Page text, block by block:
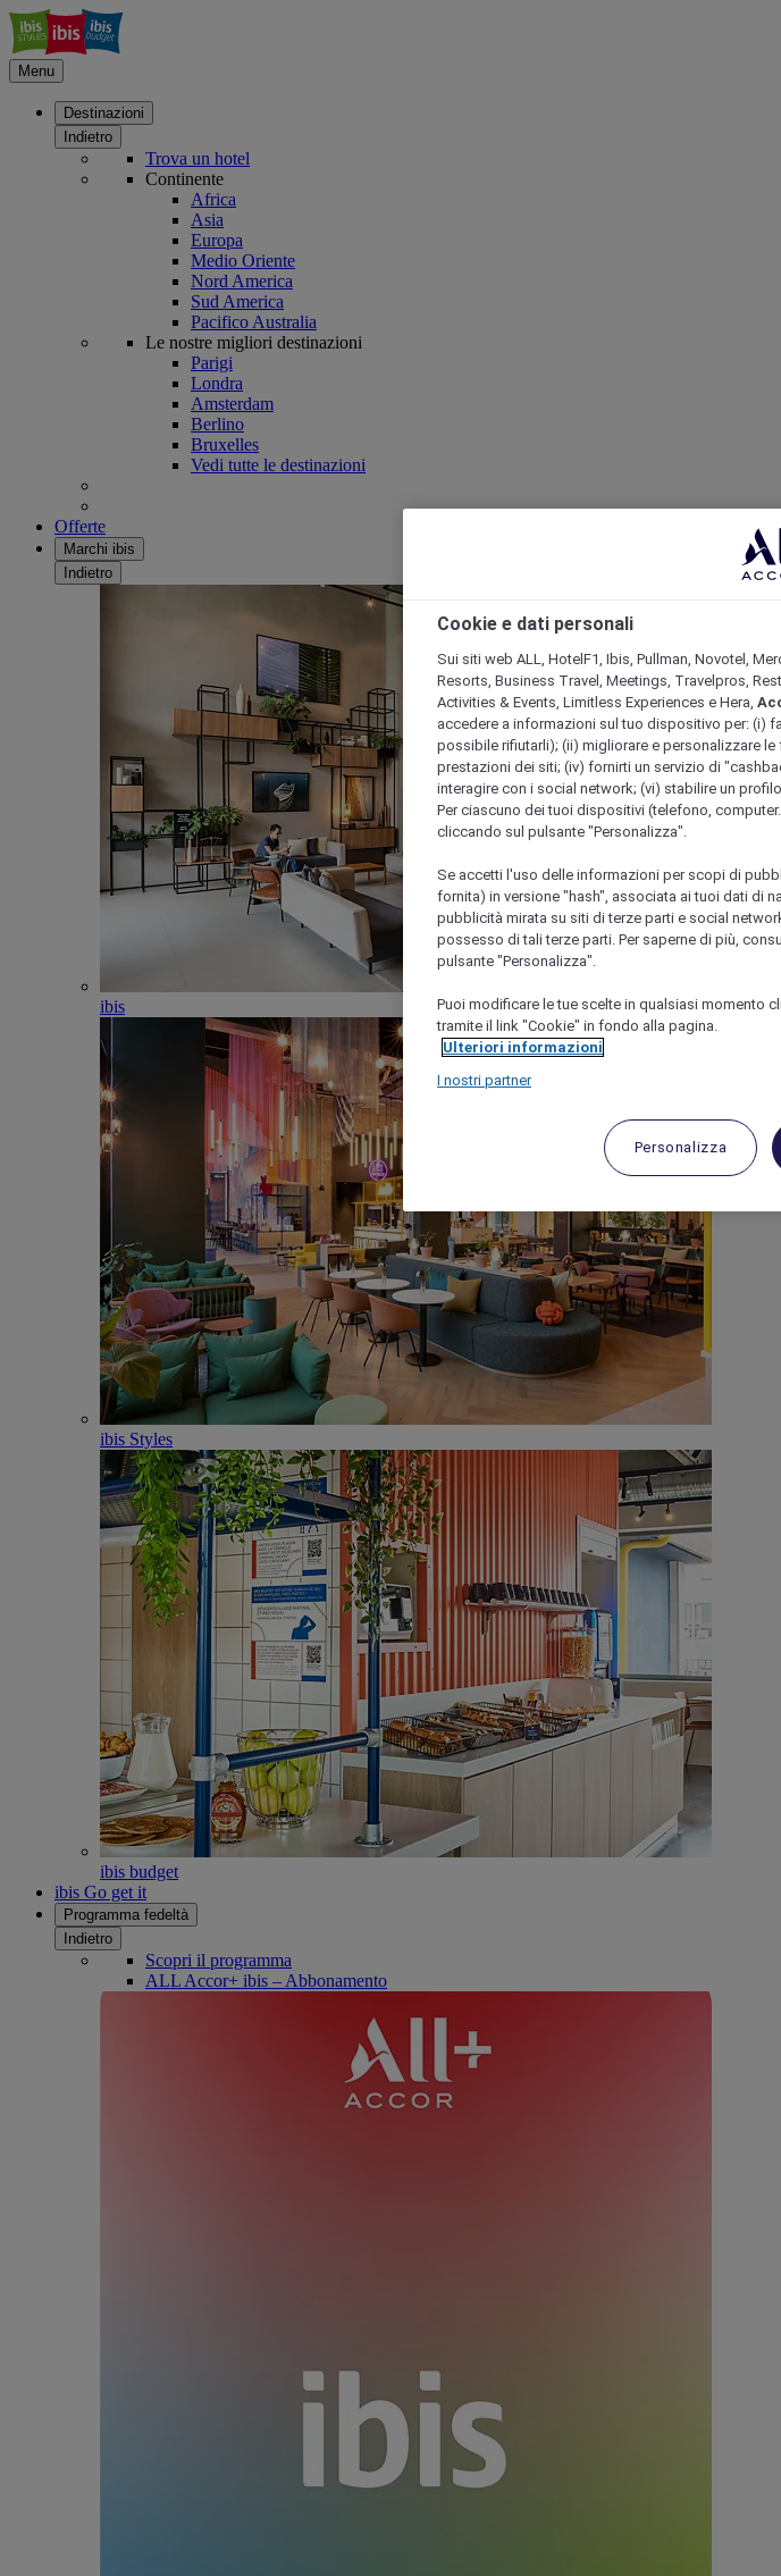
Menu
Destinazioni
Indietro
Trova un hotel
Continente
Africa
Asia
Europa
Medio Oriente
Nord America
Sud America
Pacifico Australia
Le nostre migliori destinazioni
Parigi
Londra
Amsterdam
Berlino
Bruxelles
Vedi tutte le destinazioni
Offerte
Marchi ibis
Indietro
ibis
ibis Styles
ibis budget
ibis Go get it
Programma fedeltà
Indietro
Scopri il programma
ALL Accor+ ibis – Abbonamento
Cookie e dati personali
Sui siti web ALL, HotelF1, Ibis, Pullman, Novotel,
Resorts, Business Travel, Meetings, Travelpros,
Activities & Events, Limitless Experiences e Hera,
accedere a informazioni sul tuo dispositivo per: (i)
possibile rifiutarli); (ii) migliorare e personalizzare
prestazioni dei siti; (iv) fornirti un servizio di
interagire con i social network; (vi) stabilire un
Per ciascuno dei tuoi dispositivi (telefono,
cliccando sul pulsante "Personalizza".
Se accetti l'uso delle informazioni per scopi di
fornita) in versione "hash", associata ai tuoi dati di
pubblicità mirata su siti di terze parti e social
possesso di tali terze parti. Per saperne di più,
pulsante "Personalizza".
Puoi modificare le tue scelte in qualsiasi momento
tramite il link "Cookie" in fondo alla pagina.
Ulteriori informazioni
I nostri partner
Personalizza